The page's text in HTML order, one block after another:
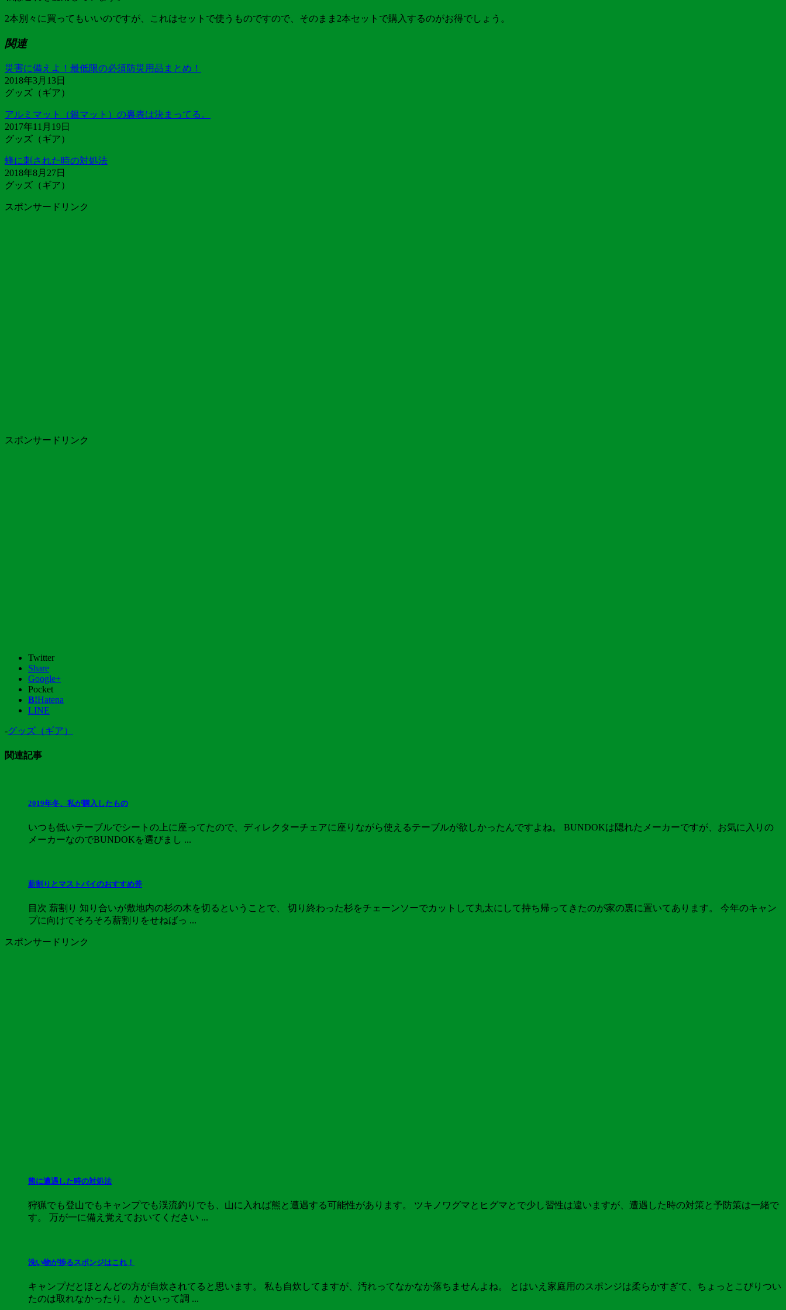
2本別々に買ってもいいのですが、これはセットで使うものですので、そのまま2本セットで購入するのがお得でしょう。
関連
災害に備えよ！最低限の必須防災用品まとめ！
2018年3月13日
グッズ（ギア）
アルミマット（銀マット）の裏表は決まってる。
2017年11月19日
グッズ（ギア）
蜂に刺された時の対処法
2018年8月27日
グッズ（ギア）
スポンサードリンク
スポンサードリンク
Twitter
Share
Google+
Pocket
B!Hatena
LINE
-グッズ（ギア）
関連記事
2019年冬、私が購入したもの
いつも低いテーブルでシートの上に座ってたので、ディレクターチェアに座りながら使えるテーブルが欲しかったんですよね。 BUNDOKは隠れたメーカーですが、お気に入りの
メーカーなのでBUNDOKを選びまし ...
薪割りとマストバイのおすすめ斧
目次 薪割り 知り合いが敷地内の杉の木を切るということで、 切り終わった杉をチェーンソーでカットして丸太にして持ち帰ってきたのが家の裏に置いてあります。 今年のキャン
プに向けてそろそろ薪割りをせねばっ ...
スポンサードリンク
熊に遭遇した時の対処法
狩猟でも登山でもキャンプでも渓流釣りでも、山に入れば熊と遭遇する可能性があります。 ツキノワグマとヒグマとで少し習性は違いますが、遭遇した時の対策と予防策は一緒で
す。 万が一に備え覚えておいてください ...
洗い物が捗るスポンジはこれ！
キャンプだとほとんどの方が自炊されてると思います。 私も自炊してますが、汚れってなかなか落ちませんよね。 とはいえ家庭用のスポンジは柔らかすぎて、ちょっとこびりつい
たのは取れなかったり。 かといって調 ...